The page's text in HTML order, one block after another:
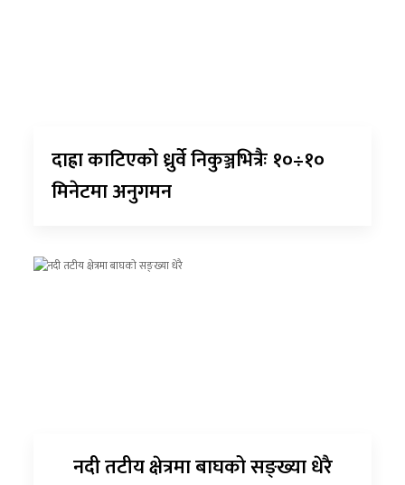
दाह्रा काटिएको ध्रुर्वे निकुञ्जभित्रैः १०÷१०
मिनेटमा अनुगमन
नदी तटीय क्षेत्रमा बाघको सङ्ख्या धेरै